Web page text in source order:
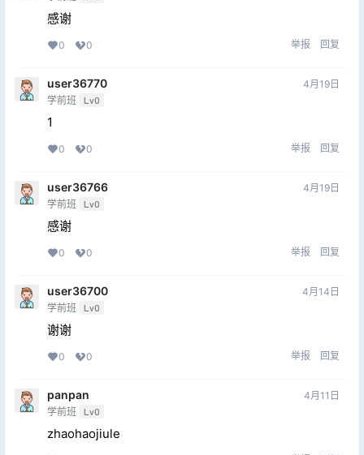
感谢
0 0 举报 回复
user36770
学前班 Lv0
4月19日
1
0 0 举报 回复
user36766
学前班 Lv0
4月19日
感谢
0 0 举报 回复
user36700
学前班 Lv0
4月14日
谢谢
0 0 举报 回复
panpan
学前班 Lv0
4月11日
zhaohaojiule